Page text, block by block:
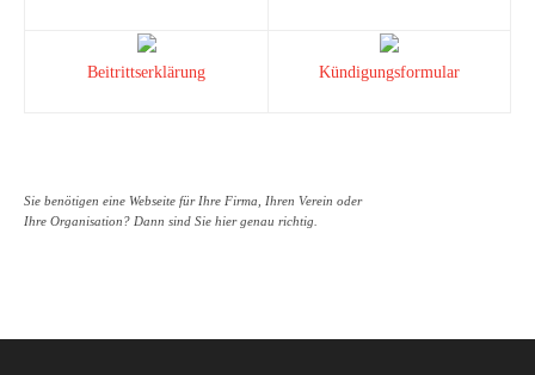
Beitrittserklärung Kündigungsformular
Sie benötigen eine Webseite für Ihre Firma, Ihren Verein oder
Ihre Organisation? Dann sind Sie hier genau richtig.